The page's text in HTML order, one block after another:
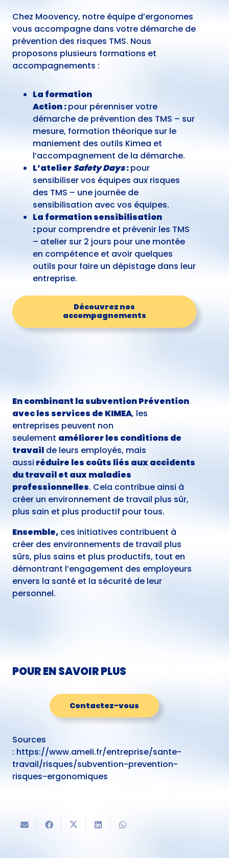
Chez Moovency, notre équipe d’ergonomes
vous accompagne dans votre démarche de
prévention des risques TMS. Nous
proposons plusieurs formations et
accompagnements :
La formation
Action :pour pérenniser votre
démarche de prévention des TMS – sur
mesure, formation théorique sur le
maniement des outils Kimea et
l’accompagnement de la démarche.
L’atelierSafety Days:pour
sensibiliser vos équipes aux risques
des TMS – une journée de
sensibilisation avec vos équipes.
La formation sensibilisation
:pour comprendre et prévenir les TMS
– atelier sur 2 jours pour une montée
en compétence et avoir quelques
outils pour faire un dépistage dans leur
entreprise.
Découvrez nos
accompagnements
En combinant la subvention Prévention
avec les services de KIMEA, les
entreprises peuvent non
seulement améliorer les conditions de
travail de leurs employés, mais
aussi réduire les coûts liés aux accidents
du travail et aux maladies
professionnelles. Cela contribue ainsi à
créer un environnement de travail plus sûr,
plus sain et plus productif pour tous.
Ensemble, ces initiatives contribuent à
créer des environnements de travail plus
sûrs, plus sains et plus productifs, tout en
démontrant l’engagement des employeurs
envers la santé et la sécurité de leur
personnel.
POUR EN SAVOIR PLUS
Contactez-vous
Sources
: https://www.ameli.fr/entreprise/sante-
travail/risques/subvention-prevention-
risques-ergonomiques